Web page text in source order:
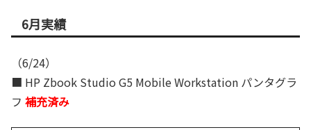
6月実績
（6/24）
■ HP Zbook Studio G5 Mobile Workstation パンタグラ
フ 補充済み